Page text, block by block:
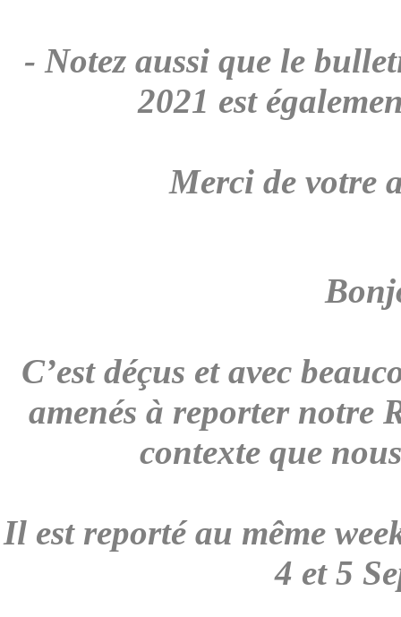
- Notez aussi que le
2021 est
Merci de votre
C’est déçus et avec
amenés à reporter notre
contexte que
Il est reporté au même
4 et 5